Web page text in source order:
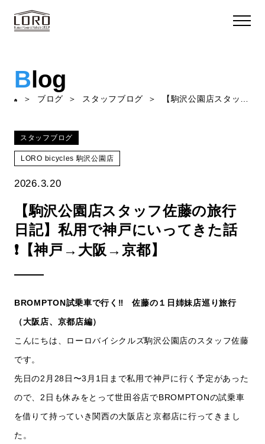
Blog
ブログ スタッフブログ 【駒沢公園店スタッフ佐藤の旅行日記】私用で神戸にいってきた話❗️【神戸→大阪→京都】
スタッフブログ
LORO bicycles 駒沢公園店
2026.3.20
【駒沢公園店スタッフ佐藤の旅行
日記】私用で神戸にいってきた話
❗️【神戸→大阪→京都】
BROMPTON試乗車で行く‼️ 佐藤の１日姉妹店巡り旅行
（大阪店、京都店編）
こんにちは、ローロバイシクルズ駒沢公園店のスタッフ佐藤
です。
先日の2月28日〜3月1日まで私用で神戸に行く予定があった
ので、2日も休みをとって世田谷店でBROMPTONの試乗車
を借りて持っていき関西の大阪店と京都店に行ってきまし
た。